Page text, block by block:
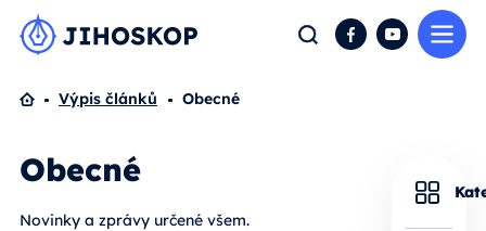
Hledat FacebookYouTube
Domů
Výpis článků Obecné
Obecné
Novinky a zprávy určené všem.